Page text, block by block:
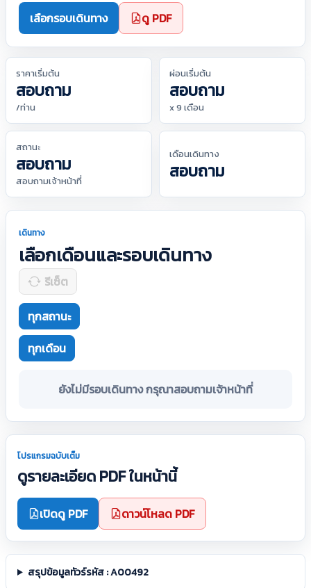
เลือกรอบเดินทาง ดู PDF
ราคาเริ่มต้น
สอบถาม
/ท่าน
ผ่อนเริ่มต้น
สอบถาม
x 9 เดือน
สถานะ
สอบถาม
สอบถามเจ้าหน้าที่
เดือนเดินทาง
สอบถาม
เดินทาง
เลือกเดือนและรอบเดินทาง
รีเซ็ต
ทุกสถานะ
ทุกเดือน
ยังไม่มีรอบเดินทาง กรุณาสอบถามเจ้าหน้าที่
โปรแกรมฉบับเต็ม
ดูรายละเอียด PDF ในหน้านี้
เปิดดู PDF ดาวน์โหลด PDF
สรุปข้อมูลทัวร์รหัส : A00492